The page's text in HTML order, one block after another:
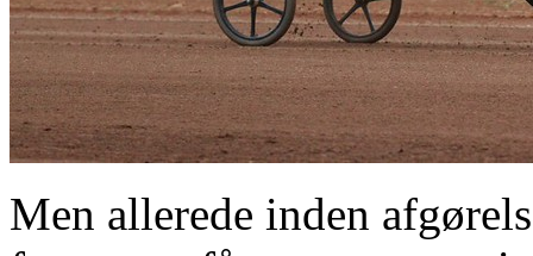
Men allerede inden